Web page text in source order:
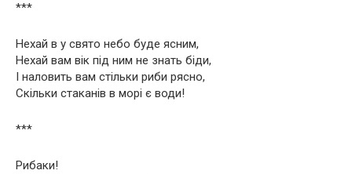
***
Нехай в у свято небо буде ясним,
Нехай вам вік під ним не знать біди,
І наловить вам стільки риби рясно,
Скільки стаканів в морі є води!
***
Рибаки!